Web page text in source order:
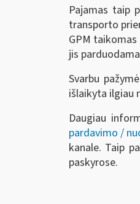
Pajamas taip
transporto
GPM taikomas
jis
Svarbu
išlaikyta ilgiau
Daugiau
pardavimo /
kanale. Taip
paskyrose.